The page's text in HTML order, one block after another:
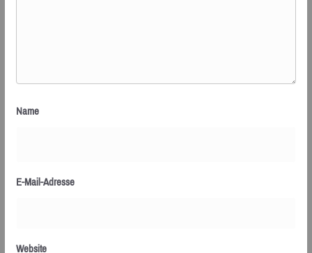
Name
E-Mail-Adresse
Website